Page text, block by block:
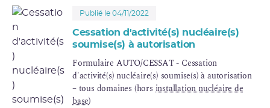
Publié le 04/11/2022
Cessation d'activité(s) nucléaire(s)
soumise(s) à autorisation
Formulaire AUTO/CESSAT - Cessation
d'activité(s) nucléaire(s) soumise(s) à autorisation
– tous domaines (hors installation nucléaire de
base)